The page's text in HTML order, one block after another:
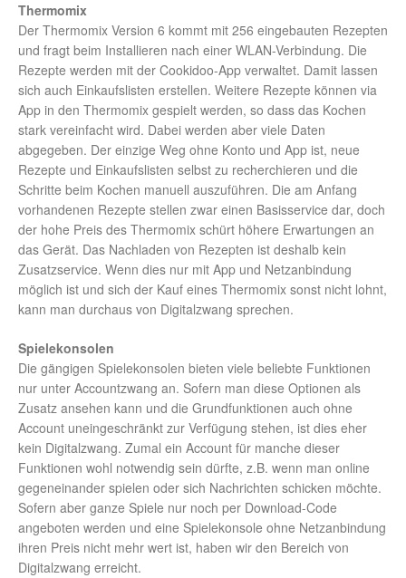
Thermomix
Der Thermomix Version 6 kommt mit 256 eingebauten Rezepten
und fragt beim Installieren nach einer WLAN-Verbindung. Die
Rezepte werden mit der Cookidoo-App verwaltet. Damit lassen
sich auch Einkaufslisten erstellen. Weitere Rezepte können via
App in den Thermomix gespielt werden, so dass das Kochen
stark vereinfacht wird. Dabei werden aber viele Daten
abgegeben. Der einzige Weg ohne Konto und App ist, neue
Rezepte und Einkaufslisten selbst zu recherchieren und die
Schritte beim Kochen manuell auszuführen. Die am Anfang
vorhandenen Rezepte stellen zwar einen Basisservice dar, doch
der hohe Preis des Thermomix schürt höhere Erwartungen an
das Gerät. Das Nachladen von Rezepten ist deshalb kein
Zusatzservice. Wenn dies nur mit App und Netzanbindung
möglich ist und sich der Kauf eines Thermomix sonst nicht lohnt,
kann man durchaus von Digitalzwang sprechen.
Spielekonsolen
Die gängigen Spielekonsolen bieten viele beliebte Funktionen
nur unter Accountzwang an. Sofern man diese Optionen als
Zusatz ansehen kann und die Grundfunktionen auch ohne
Account uneingeschränkt zur Verfügung stehen, ist dies eher
kein Digitalzwang. Zumal ein Account für manche dieser
Funktionen wohl notwendig sein dürfte, z.B. wenn man online
gegeneinander spielen oder sich Nachrichten schicken möchte.
Sofern aber ganze Spiele nur noch per Download-Code
angeboten werden und eine Spielekonsole ohne Netzanbindung
ihren Preis nicht mehr wert ist, haben wir den Bereich von
Digitalzwang erreicht.